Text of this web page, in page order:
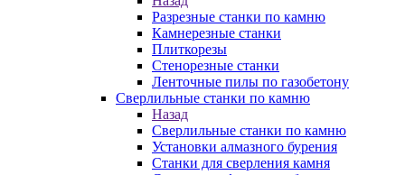
Разрезные станки по камню
Камнерезные станки
Плиткорезы
Стенорезные станки
Ленточные пилы по газобетону
Сверлильные станки по камню
Назад
Сверлильные станки по камню
Установки алмазного бурения
Станки для сверления камня